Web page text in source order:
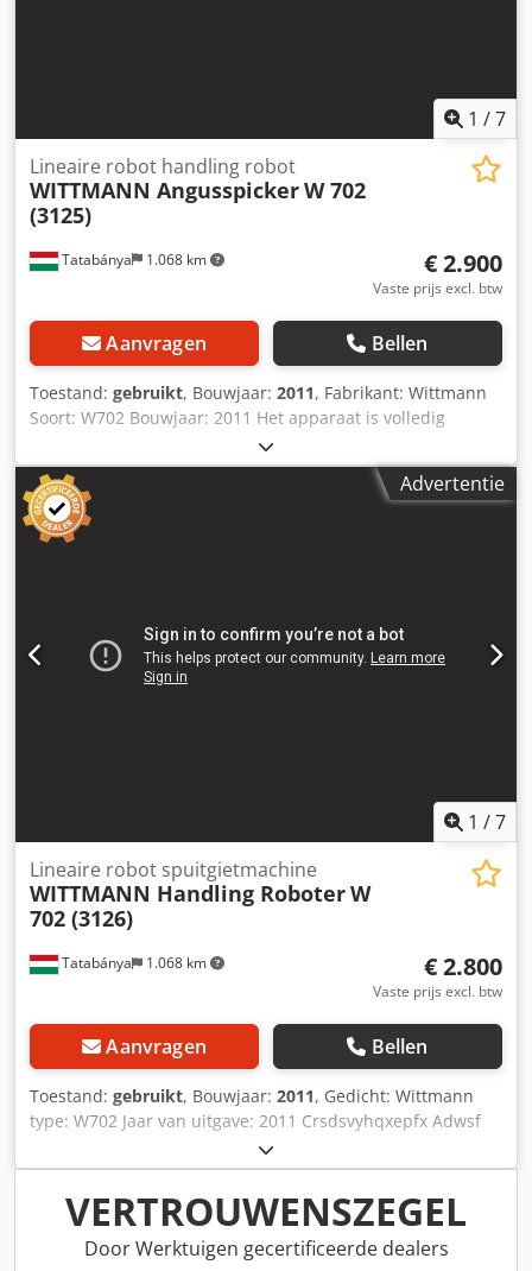
1 /7
Tatabánya 1.068 km
Lineaire robot handling robot
WITTMANN AngusspickerW 702
(3125)
€ 2.900
Vaste prijs excl. btw
Aanvragen Bellen
Toestand: gebruikt, Bouwjaar: 2011, Fabrikant: Wittmann
Soort: W702 Bouwjaar: 2011 Het apparaat is volledig
functioneel en kan worden geïnspecteerd en getest!
Zonder programmacontroller! Credpfxevyhpbj Adwsf
Advertentie
1 /7
Tatabánya 1.068 km
Lineaire robot spuitgietmachine
WITTMANN Handling RoboterW
702 (3126)
€ 2.800
Vaste prijs excl. btw
Aanvragen Bellen
Toestand: gebruikt, Bouwjaar: 2011, Gedicht: Wittmann
type: W702 Jaar van uitgave: 2011 Crsdsvyhqxepfx Adwsf
Maar helaas is de ijsberg niet zo helder als hij lijkt! Het
programma is compleet!
VERTROUWENSZEGEL
Door Werktuigen gecertificeerde dealers